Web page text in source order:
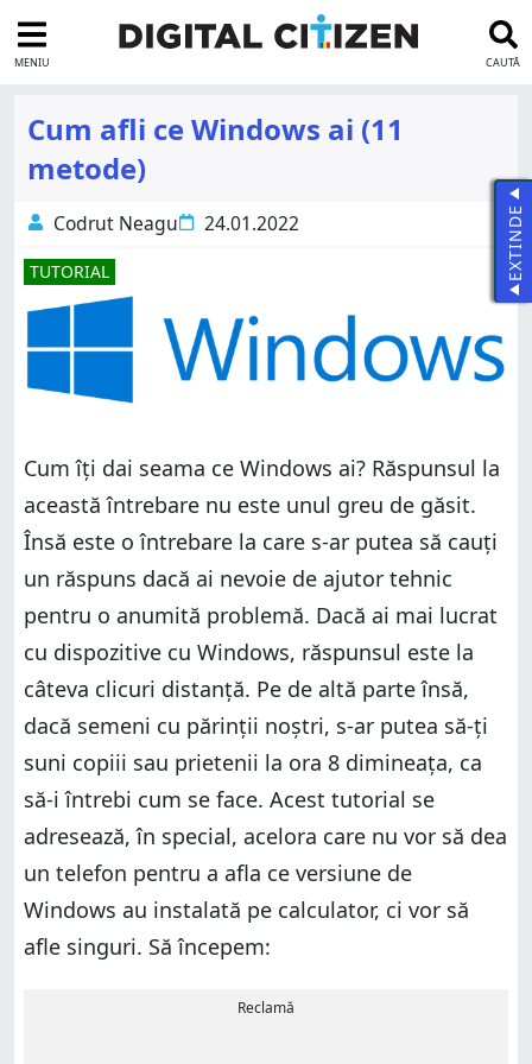
MENIU CAUTĂ
Cum afli ce Windows ai (11
metode)
Codrut Neagu 24.01.2022
TUTORIAL
Cum îți dai seama ce Windows ai? Răspunsul la
această întrebare nu este unul greu de găsit.
Însă este o întrebare la care s-ar putea să cauți
un răspuns dacă ai nevoie de ajutor tehnic
pentru o anumită problemă. Dacă ai mai lucrat
cu dispozitive cu Windows, răspunsul este la
câteva clicuri distanță. Pe de altă parte însă,
dacă semeni cu părinții noștri, s-ar putea să-ți
suni copiii sau prietenii la ora 8 dimineața, ca
să-i întrebi cum se face. Acest tutorial se
adresează, în special, acelora care nu vor să dea
un telefon pentru a afla ce versiune de
Windows au instalată pe calculator, ci vor să
afle singuri. Să începem:
Reclamă
EXTINDE